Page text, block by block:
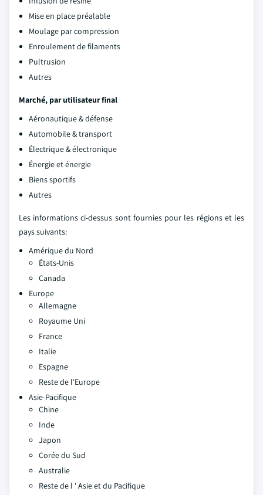
Mise en place préalable
Moulage par compression
Enroulement de filaments
Pultrusion
Autres
Marché, par utilisateur final
Aéronautique & défense
Automobile & transport
Électrique & électronique
Énergie et énergie
Biens sportifs
Autres
Les informations ci-dessus sont fournies pour les régions et les
pays suivants:
Amérique du Nord
États-Unis
Canada
Europe
Allemagne
Royaume Uni
France
Italie
Espagne
Reste de l'Europe
Asie-Pacifique
Chine
Inde
Japon
Corée du Sud
Australie
Reste de l ' Asie et du Pacifique